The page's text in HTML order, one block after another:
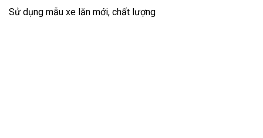
Sử dụng mẫu xe lăn mới, chất lượng